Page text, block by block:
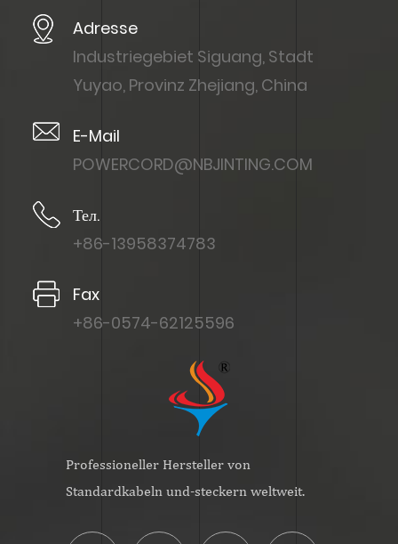
Adresse
Industriegebiet Siguang, Stadt
Yuyao, Provinz Zhejiang, China
E-Mail
POWERCORD@NBJINTING.COM
Тел.
+86-13958374783
Fax
+86-0574-62125596
Professioneller Hersteller von
Standardkabeln und-steckern weltweit.